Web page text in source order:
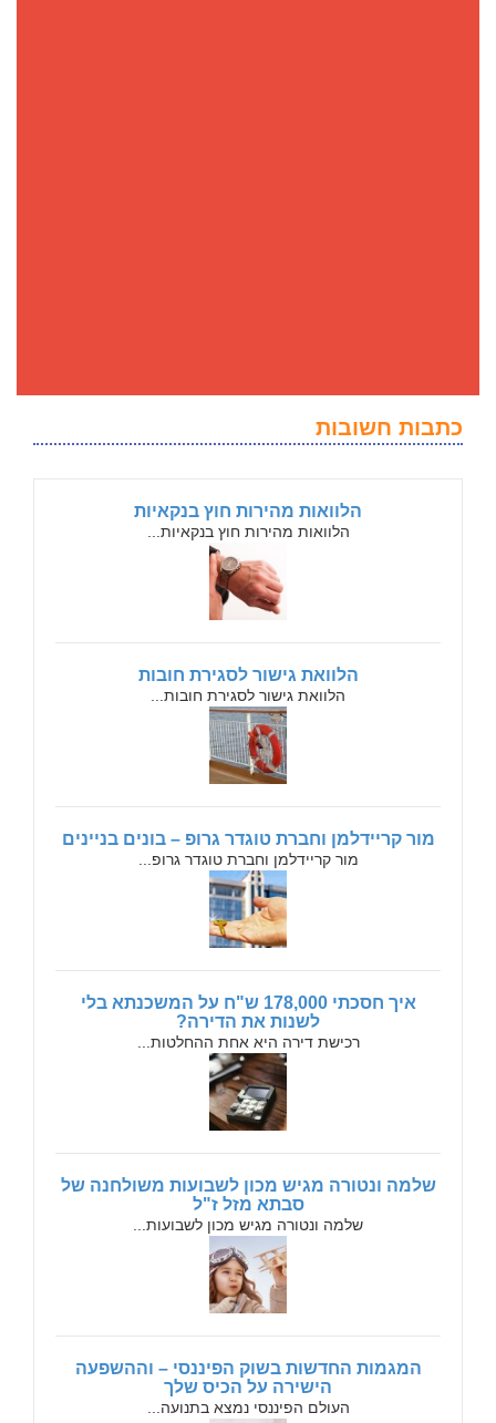
כתבות חשובות
הלוואות מהירות חוץ בנקאיות
הלוואות מהירות חוץ בנקאיות...
הלוואת גישור לסגירת חובות
הלוואת גישור לסגירת חובות...
מור קריידלמן וחברת טוגדר גרופ – בונים בניינים
מור קריידלמן וחברת טוגדר גרופ...
איך חסכתי 178,000 ש"ח על המשכנתא בלי
לשנות את הדירה?
רכישת דירה היא אחת ההחלטות...
שלמה ונטורה מגיש מכון לשבועות משולחנה של
סבתא מזל ז"ל
שלמה ונטורה מגיש מכון לשבועות...
המגמות החדשות בשוק הפיננסי – וההשפעה
הישירה על הכיס שלך
העולם הפיננסי נמצא בתנועה...